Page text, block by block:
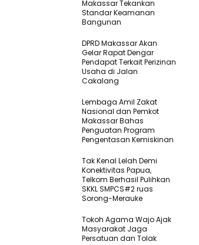
Makassar Tekankan
Standar Keamanan
Bangunan
DPRD Makassar Akan
Gelar Rapat Dengar
Pendapat Terkait Perizinan
Usaha di Jalan
Cakalang
Lembaga Amil Zakat
Nasional dan Pemkot
Makassar Bahas
Penguatan Program
Pengentasan Kemiskinan
Tak Kenal Lelah Demi
Konektivitas Papua,
Telkom Berhasil Pulihkan
SKKL SMPCS#2 ruas
Sorong-Merauke
Tokoh Agama Wajo Ajak
Masyarakat Jaga
Persatuan dan Tolak